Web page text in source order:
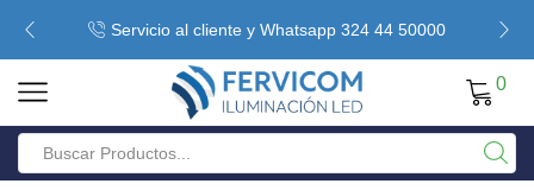
Servicio al cliente y Whatsapp 324 44 50000
0